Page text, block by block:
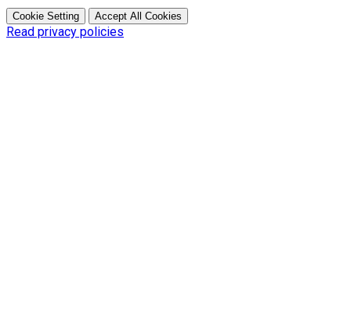
Cookie Setting Accept All Cookies
Read privacy policies